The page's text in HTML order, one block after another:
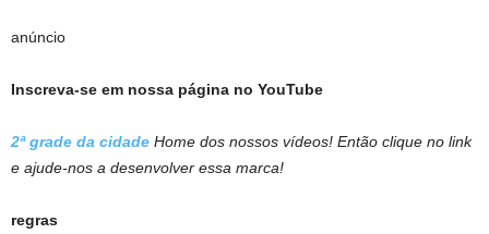
anúncio
Inscreva-se em nossa página no YouTube
2ª grade da cidade Home dos nossos vídeos! Então clique no link
e ajude-nos a desenvolver essa marca!
regras